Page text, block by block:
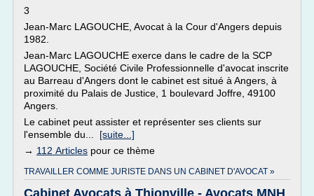
3
Jean-Marc LAGOUCHE, Avocat à la Cour d'Angers depuis
1982.
Jean-Marc LAGOUCHE exerce dans le cadre de la SCP
LAGOUCHE, Société Civile Professionnelle d'avocat inscrite
au Barreau d'Angers dont le cabinet est situé à Angers, à
proximité du Palais de Justice, 1 boulevard Joffre, 49100
Angers.
Le cabinet peut assister et représenter ses clients sur
l'ensemble du... [suite...]
→ 112 Articles pour ce thème
TRAVAILLER COMME JURISTE DANS UN CABINET D'AVOCAT »
Cabinet Avocats à Thionville - Avocats MNH